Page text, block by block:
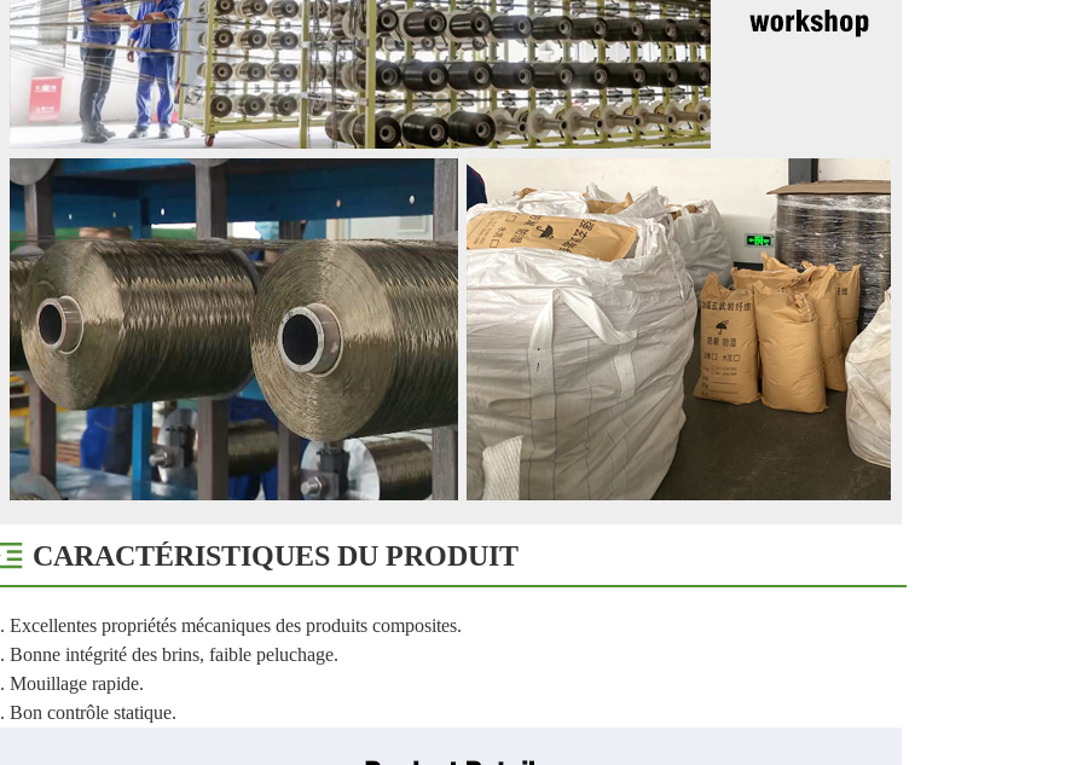
CARACTÉRISTIQUES DU PRODUIT
Excellentes propriétés mécaniques des produits composites.
Bonne intégrité des brins, faible peluchage.
Mouillage rapide.
Bon contrôle statique.